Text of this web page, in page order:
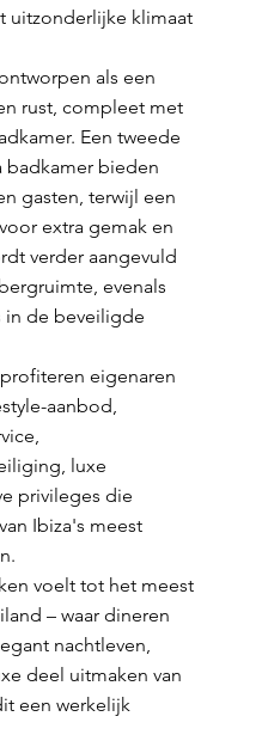
uitzonderlijke klimaat
als een
rust, compleet met
Een tweede
badkamer bieden
gasten, terwijl een
extra gemak en
verder aangevuld
evenals
in de beveiligde
eigenaren
aanbod,
luxe
privileges die
Ibiza's meest
voelt tot het meest
– waar dineren
nachtleven,
deel uitmaken van
een werkelijk